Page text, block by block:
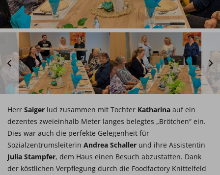
Herr Saiger lud zusammen mit Tochter Katharina auf ein
dezentes zweieinhalb Meter langes belegtes „Brötchen“ ein.
Dies war auch die perfekte Gelegenheit für
Sozialzentrumsleiterin Andrea Schaller und ihre Assistentin
Julia Stampfer, dem Haus einen Besuch abzustatten. Dank
der köstlichen Verpflegung durch die Foodfactory Knittelfeld